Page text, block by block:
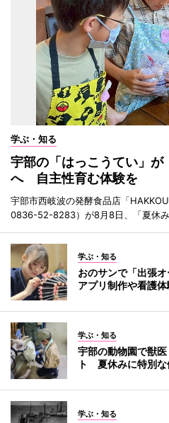
学ぶ・知る
宇部の「はっこうてい」
へ 自主性育む体験を
宇部市西岐波の発酵食品店「
0836-52-8283）が8月8日、「夏休み
学ぶ・知る
おのサンで「出張
アプリ制作や看護体
学ぶ・知る
宇部の動物園で獣
ト 夏休みに特別な
学ぶ・知る